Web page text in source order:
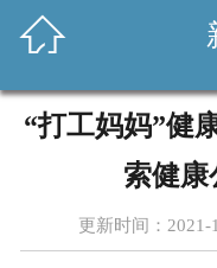

“打工妈妈”健
索健康
更新时间：2021-